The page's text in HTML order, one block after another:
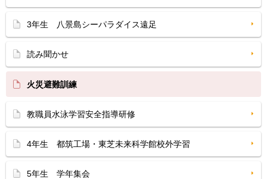
3年生 八景島シーパラダイス遠足
読み聞かせ
火災避難訓練
教職員水泳学習安全指導研修
4年生 都筑工場・東芝未来科学館校外学習
5年生 学年集会